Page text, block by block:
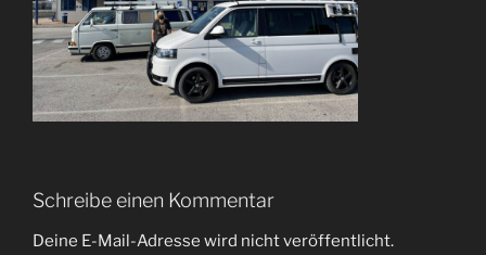
Schreibe einen Kommentar
Deine E-Mail-Adresse wird nicht veröffentlicht.